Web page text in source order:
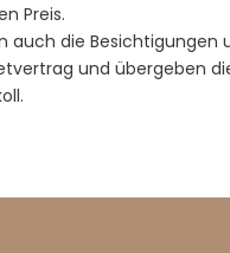
– Miete
Preis.
auch die Besichtigungen
und übergeben